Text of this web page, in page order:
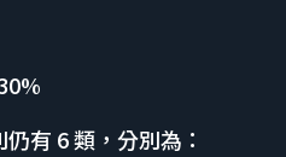
有 6 類，分別為：